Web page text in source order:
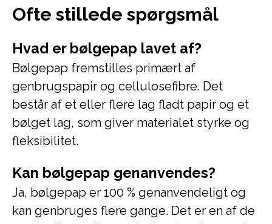
Ofte stillede spørgsmål
Hvad er bølgepap lavet af?
Bølgepap fremstilles primært af
genbrugspapir og cellulosefibre. Det
består af et eller flere lag fladt papir og et
bølget lag, som giver materialet styrke og
fleksibilitet.
Kan bølgepap genanvendes?
Ja, bølgepap er 100 % genanvendeligt og
kan genbruges flere gange. Det er en af de